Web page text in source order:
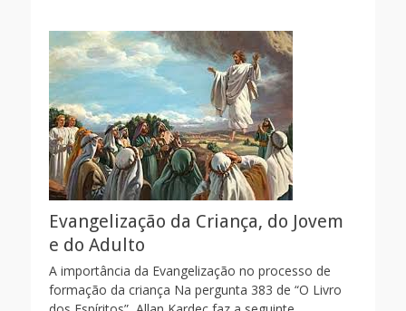
Evangelização da Criança, do Jovem
e do Adulto
A importância da Evangelização no processo de
formação da criança Na pergunta 383 de “O Livro